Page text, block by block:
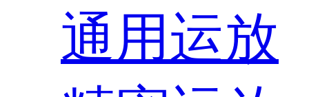
通用运放